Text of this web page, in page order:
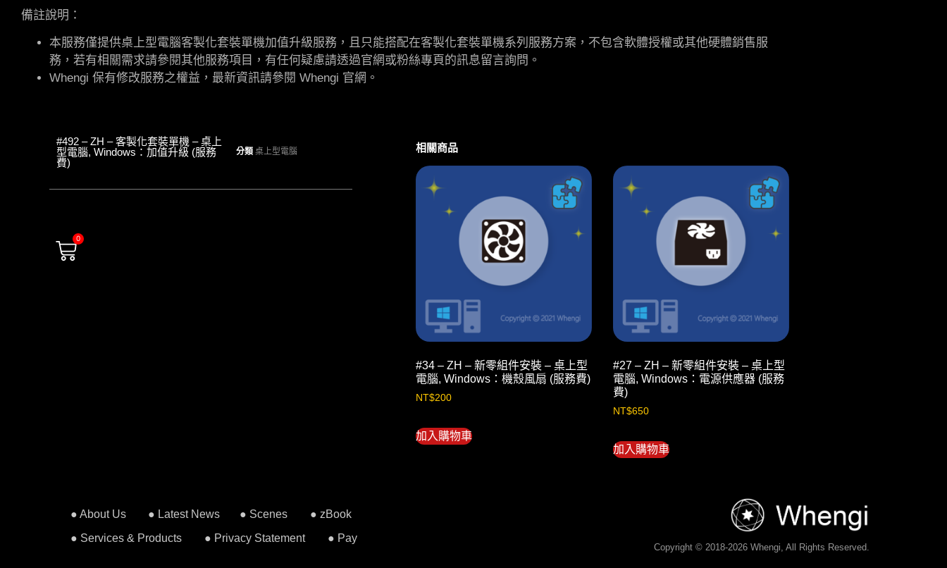
備註說明：
本服務僅提供桌上型電腦客製化套裝單機加值升級服務，且只能搭配在客製化套裝單機系列服務方案 ，不包含軟體授權或其他硬體銷售服
務，若有相關需求請參閱其他服務項目，有任何疑慮請透過官網或粉絲專頁的訊息留言詢問。
Whengi 保有修改服務之權益，最新資訊請參閱 Whengi 官網。
#492 – ZH – 客製化套裝單機 – 桌上
型電腦, Windows：加值升級 (服務
費)
分類 桌上型電腦
0
相關商品
#34 – ZH – 新零組件安裝 – 桌上型
電腦, Windows：機殼風扇 (服務費)
NT$200
加入購物車
#27 – ZH – 新零組件安裝 – 桌上型
電腦, Windows：電源供應器 (服務
費)
NT$650
加入購物車
● About Us ● Latest News ● Scenes
● zBook
● Services & Products
● Privacy Statement ● Pay
Copyright © 2018-2026 Whengi, All Rights Reserved.